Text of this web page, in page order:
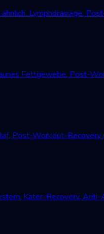
Lymphdrainage,
Fettgewebe, Post-
Post-Workout-Recovery
Kater-Recovery, Anti-